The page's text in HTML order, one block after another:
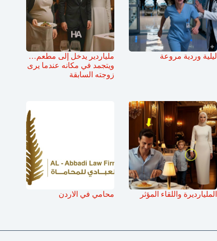
ليلية وردية مروعة
ملياردير يدخل إلى مطعم…
ويتجمد في مكانه عندما يرى
زوجته السابقة
المليارديرة واللقاء المؤثر محامي في الاردن